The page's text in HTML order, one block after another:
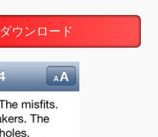
ウンロード